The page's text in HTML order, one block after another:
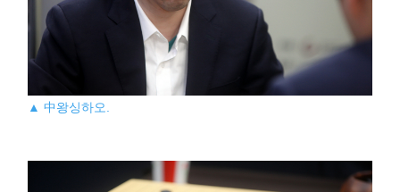
▲ 中왕싱하오.